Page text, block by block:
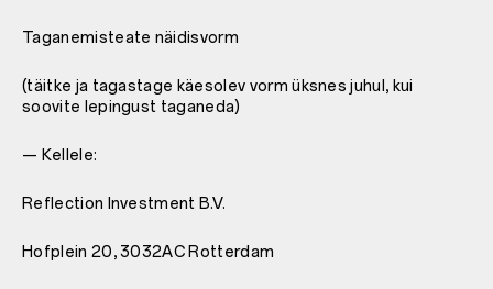
Taganemisteate näidisvorm
(täitke ja tagastage käesolev vorm üksnes juhul, kui
soovite lepingust taganeda)
— Kellele:
Reflection Investment B.V.
Hofplein 20, 3032AC Rotterdam